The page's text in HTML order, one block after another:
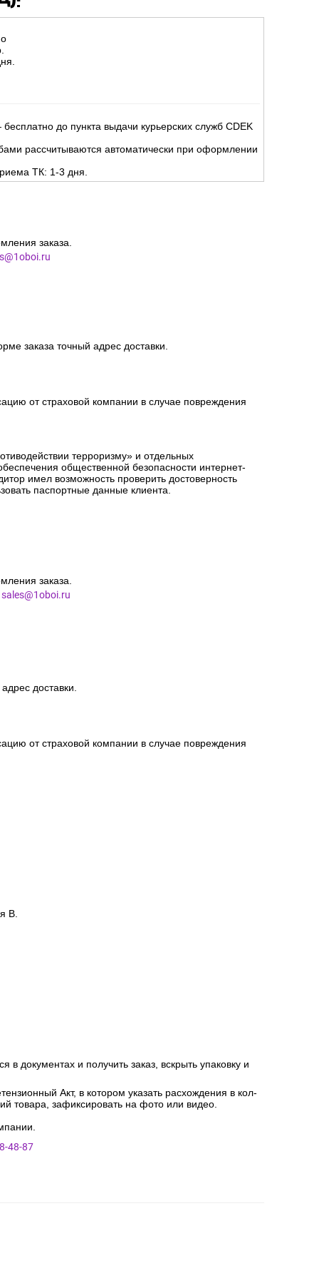
до пункта выдачи курьерских служб CDEK
рассчитываются автоматически при оформлении
ТК: 1-3 дня.
заказа.
заказа точный адрес доставки.
от страховой компании в случае повреждения
терроризму» и отдельных
общественной безопасности интернет-
имел возможность проверить достоверность
паспортные данные клиента.
заказа.
sales@1oboi.ru
доставки.
от страховой компании в случае повреждения
В.
в документах и получить заказ, вскрыть упаковку и
Акт, в котором указать расхождения в кол-
товара, зафиксировать на фото или видео.
48-87